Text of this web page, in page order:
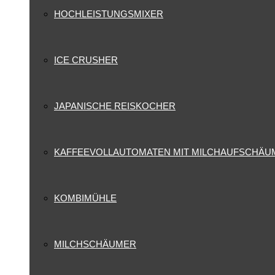
HOCHLEISTUNGSMIXER
ICE CRUSHER
JAPANISCHE REISKOCHER
KAFFEEVOLLAUTOMATEN MIT
KOMBIMÜHLE
MILCHSCHÄUMER